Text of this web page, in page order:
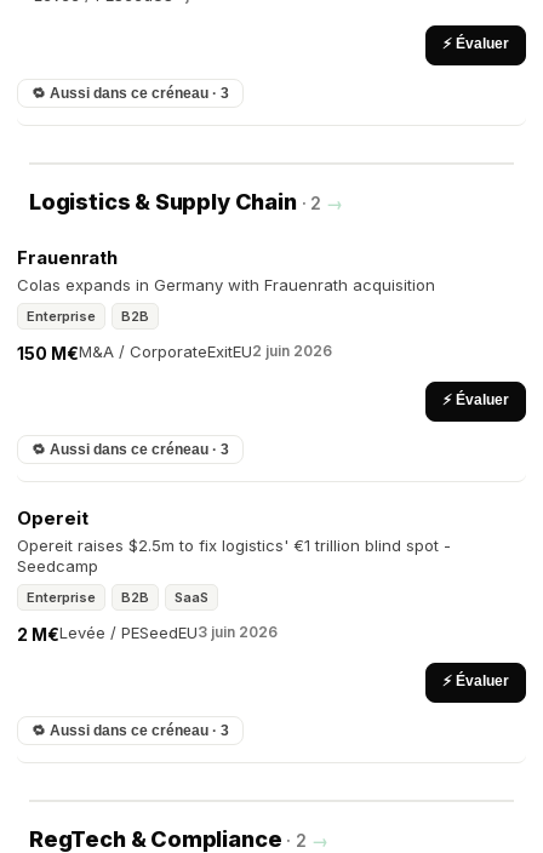
⚡ Évaluer
🔁 Aussi dans ce créneau · 3
Logistics & Supply Chain · 2 →
Frauenrath
Colas expands in Germany with Frauenrath acquisition
Enterprise B2B
M&A / Corporate
150 M€ ExitEU2 juin 2026
⚡ Évaluer
🔁 Aussi dans ce créneau · 3
Opereit
Opereit raises $2.5m to fix logistics' €1 trillion blind spot -
Seedcamp
Enterprise B2B SaaS
Levée / PE
2 M€ SeedEU3 juin 2026
⚡ Évaluer
🔁 Aussi dans ce créneau · 3
RegTech & Compliance · 2 →